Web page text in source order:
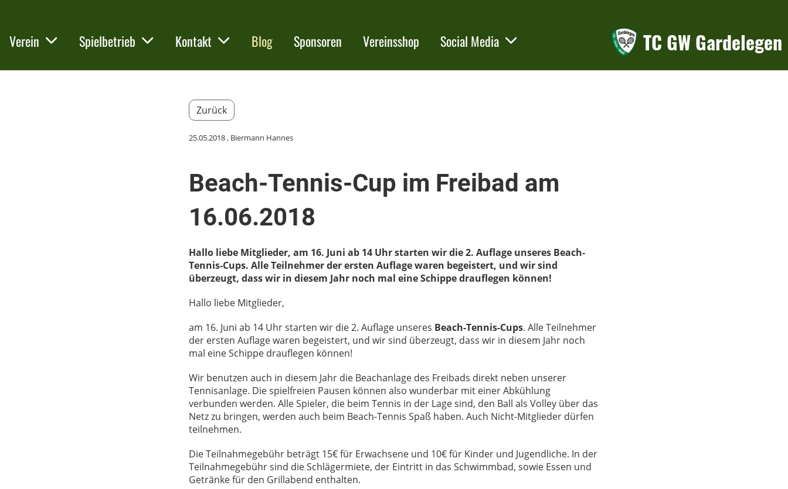
Verein Spielbetrieb Kontakt Blog Sponsoren Vereinsshop Social Media TC GW Gardelegen
Zurück
25.05.2018, Biermann Hannes
Beach-Tennis-Cup im Freibad am
16.06.2018
Hallo liebe Mitglieder, am 16. Juni ab 14 Uhr starten wir die 2. Auflage unseres Beach-
Tennis-Cups. Alle Teilnehmer der ersten Auflage waren begeistert, und wir sind
überzeugt, dass wir in diesem Jahr noch mal eine Schippe drauflegen können!
Hallo liebe Mitglieder,
am 16. Juni ab 14 Uhr starten wir die 2. Auflage unseres Beach-Tennis-Cups. Alle Teilnehmer
der ersten Auflage waren begeistert, und wir sind überzeugt, dass wir in diesem Jahr noch
mal eine Schippe drauflegen können!
Wir benutzen auch in diesem Jahr die Beachanlage des Freibads direkt neben unserer
Tennisanlage. Die spielfreien Pausen können also wunderbar mit einer Abkühlung
verbunden werden. Alle Spieler, die beim Tennis in der Lage sind, den Ball als Volley über das
Netz zu bringen, werden auch beim Beach-Tennis Spaß haben. Auch Nicht-Mitglieder dürfen
teilnehmen.
Die Teilnahmegebühr beträgt 15€ für Erwachsene und 10€ für Kinder und Jugendliche. In der
Teilnahmegebühr sind die Schlägermiete, der Eintritt in das Schwimmbad, sowie Essen und
Getränke für den Grillabend enthalten.